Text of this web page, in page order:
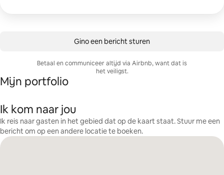
Gino een bericht sturen
Betaal en communiceer altijd via Airbnb, want dat is
het veiligst.
Mijn portfolio
Ik kom naar jou
Ik reis naar gasten in het gebied dat op de kaart staat. Stuur me een
bericht om op een andere locatie te boeken.